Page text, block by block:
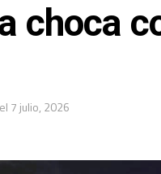
choca
el 7 julio, 2026